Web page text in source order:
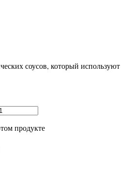
соусов, который используют
продукте